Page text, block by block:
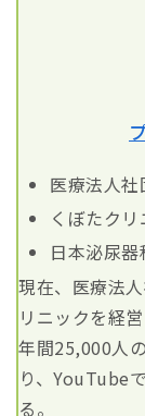
医療法人
くぼたク
日本泌尿
現在、医療法
リニックを経営
年間25,000人
り、YouTube
る。